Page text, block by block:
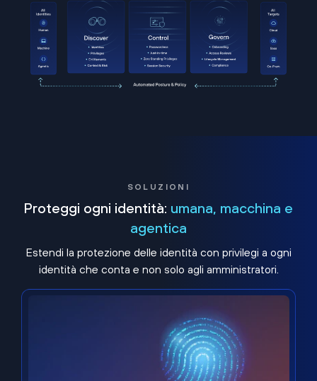
SOLUZIONI
Proteggi ogni identità: umana, macchina e
agentica
Estendi la protezione delle identità con privilegi a ogni
identità che conta e non solo agli amministratori.